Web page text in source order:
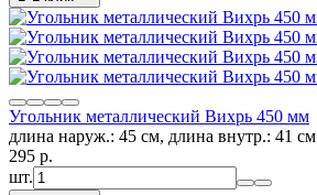
Угольник металлический Вихрь 450 мм
длина наруж.: 45 см, длина внутр.: 41 см
295 p.
шт.